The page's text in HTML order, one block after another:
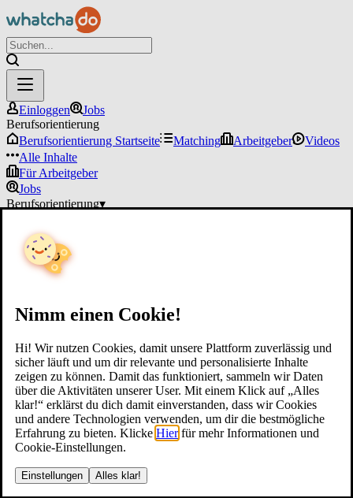
Nimm einen Cookie!
Hi! Wir nutzen Cookies, damit unsere Plattform zuverlässig und
sicher läuft und um dir relevante und personalisierte Inhalte
zeigen zu können. Damit das funktioniert, sammeln wir Daten
über die Aktivitäten unserer User. Mit einem Klick auf „Alles
klar!“ erklärst du dich damit einverstanden, dass wir Cookies
und andere Technologien verwenden, um dir die bestmögliche
Erfahrung zu bieten. Klicke Hier für mehr Informationen und
Cookie-Einstellungen.
Einstellungen Alles klar!
Einloggen
Jobs
Berufsorientierung
Berufsorientierung Startseite
Matching Arbeitgeber
Videos
Alle Inhalte
Für Arbeitgeber
Jobs
Berufsorientierung▾